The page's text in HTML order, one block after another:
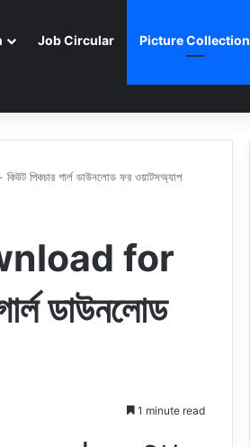
Job Circular Picture Collection
গার্ল ডাউনলোড ফর ওয়াটসঅ্যাপ
for
ডাউনলোড
1 minute read